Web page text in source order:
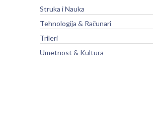
Struka i Nauka
Tehnologija & Računari
Trileri
Umetnost & Kultura